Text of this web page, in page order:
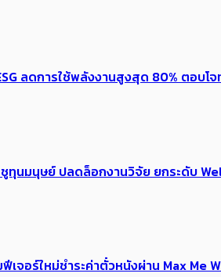
ลดการใช้พลังงานสูงสุด 80% ตอบโ
นมนุษย์ ปลดล็อกงานวิจัย ยกระดับ
จอร์ใหม่ชำระค่าตั๋วหนังผ่าน Max